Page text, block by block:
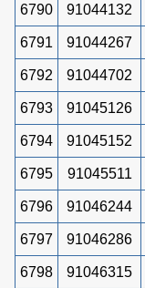
6790 91044132
6791 91044267
6792 91044702
6793 91045126
6794 91045152
6795 91045511
6796 91046244
6797 91046286
6798 91046315